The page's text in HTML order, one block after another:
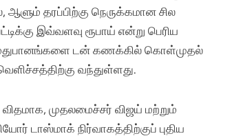
ஆளும் தரப்பிற்கு நெருக்கமான சில
இவ்வளவு ரூபாய் என்று பெரிய
டன் கணக்கில் கொள்முதல்
வந்துள்ளது.
முதலமைச்சர் விஜய் மற்றும்
டாஸ்மாக் நிர்வாகத்திற்குப் புதிய